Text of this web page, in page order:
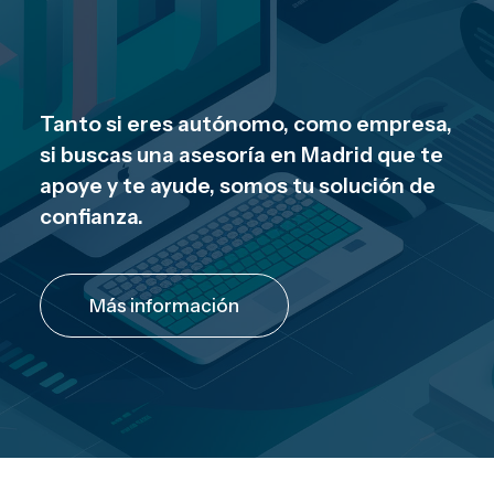
Tanto si eres autónomo, como empresa,
si buscas una asesoría en Madrid que te
apoye y te ayude, somos tu solución de
confianza.
Más información